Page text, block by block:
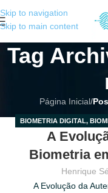
Skip to navigation
Skip to main content
Tag
Página Inicial/
31BIOMETRIA DIGITAL,
A
Biometria
Henrique
A Evolução da